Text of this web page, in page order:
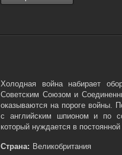
Холодная война набирает
Советским Союзом и
оказываются на пороге войны.
с английским шпионом и по
который нуждается в
Страна: Великобритания